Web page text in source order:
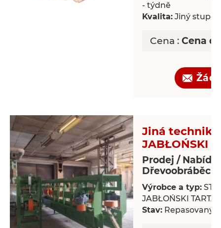
- týdně
Kvalita: Jiný
Cena : Cena
Jiná technika
JABŁOŃSKI
Prodej /
Dřevoobráběcí
Výrobce a typ:
JABŁOŃSKI
Stav: Repasovaný